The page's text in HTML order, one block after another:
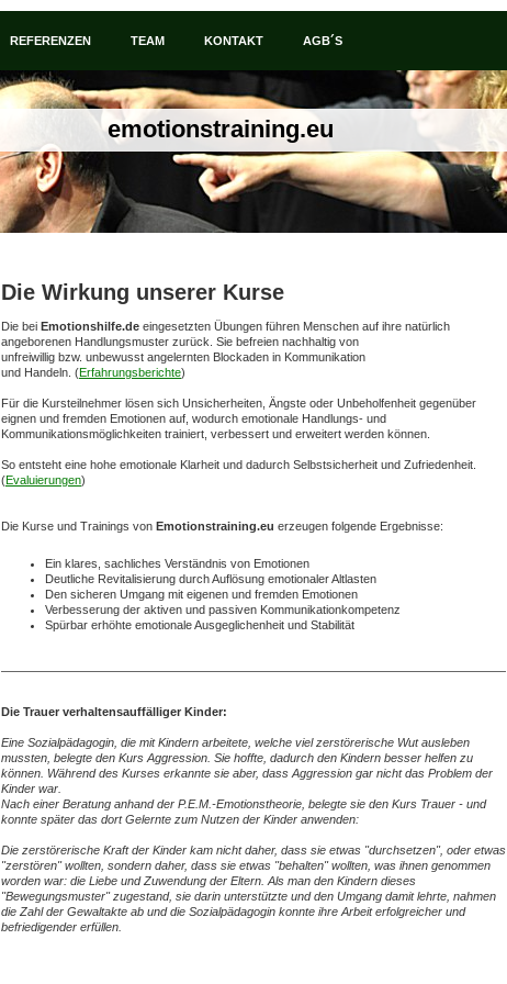
REFERENZEN TEAM KONTAKT AGB´S
emotionstraining.eu
Die Wirkung unserer Kurse
Die bei Emotionshilfe.de eingesetzten Übungen führen Menschen auf ihre natürlich
angeborenen Handlungsmuster zurück. Sie befreien nachhaltig von
unfreiwillig bzw. unbewusst angelernten Blockaden in Kommunikation
und Handeln. (Erfahrungsberichte)
Für die Kursteilnehmer lösen sich Unsicherheiten, Ängste oder Unbeholfenheit gegenüber
eignen und fremden Emotionen auf, wodurch emotionale Handlungs- und
Kommunikationsmöglichkeiten trainiert, verbessert und erweitert werden können.
So entsteht eine hohe emotionale Klarheit und dadurch Selbstsicherheit und Zufriedenheit.
(Evaluierungen)
Die Kurse und Trainings von Emotionstraining.eu erzeugen folgende Ergebnisse:
Ein klares, sachliches Verständnis von Emotionen
Deutliche Revitalisierung durch Auflösung emotionaler Altlasten
Den sicheren Umgang mit eigenen und fremden Emotionen
Verbesserung der aktiven und passiven Kommunikationkompetenz
Spürbar erhöhte emotionale Ausgeglichenheit und Stabilität
Die Trauer verhaltensauffälliger Kinder:
Eine Sozialpädagogin, die mit Kindern arbeitete, welche viel zerstörerische Wut ausleben
mussten, belegte den Kurs Aggression. Sie hoffte, dadurch den Kindern besser helfen zu
können. Während des Kurses erkannte sie aber, dass Aggression gar nicht das Problem der
Kinder war.
Nach einer Beratung anhand der P.E.M.-Emotionstheorie, belegte sie den Kurs Trauer - und
konnte später das dort Gelernte zum Nutzen der Kinder anwenden:
Die zerstörerische Kraft der Kinder kam nicht daher, dass sie etwas "durchsetzen", oder etwas
"zerstören" wollten, sondern daher, dass sie etwas "behalten" wollten, was ihnen genommen
worden war: die Liebe und Zuwendung der Eltern. Als man den Kindern dieses
"Bewegungsmuster" zugestand, sie darin unterstützte und den Umgang damit lehrte, nahmen
die Zahl der Gewaltakte ab und die Sozialpädagogin konnte ihre Arbeit erfolgreicher und
befriedigender erfüllen.